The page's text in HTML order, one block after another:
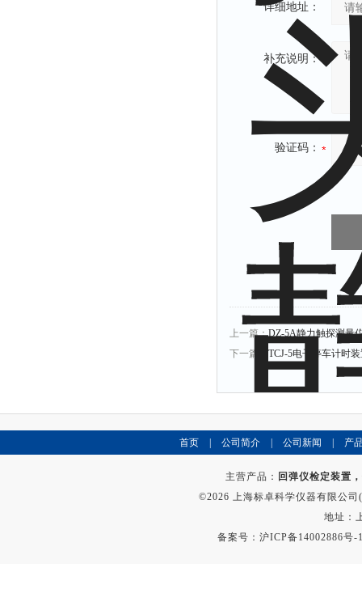
详细地址：
补充说明：
验证码：
上一篇：DZ-5A静力触探测量
下一篇： TCJ-5电子停车计时
首页 公司简介 公司新闻 产
主营产品： 回弹仪检定装置
©2026 上海标卓科学仪器有限公
地址：
备案号：沪ICP备14002886号-